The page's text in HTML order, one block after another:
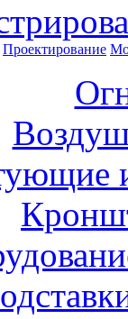
Проектирование